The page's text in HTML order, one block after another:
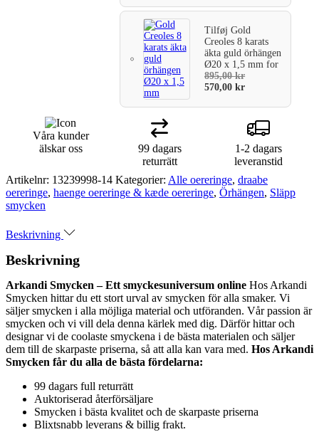
TilføjGold
Creoles 8 karats
äkta guld örhängen
Ø20 x 1,5 mmfor
895,00kr
570,00kr
Våra kunder
älskar oss
99 dagars
returrätt
1-2 dagars
leveranstid
Artikelnr: 13239998-14 Kategorier: Alle oereringe, draabe
oereringe, haenge oereringe & kæde oereringe, Örhängen, Släpp
smycken
Beskrivning
Beskrivning
Arkandi Smycken – Ett smyckesuniversum online Hos Arkandi
Smycken hittar du ett stort urval av smycken för alla smaker. Vi
säljer smycken i alla möjliga material och utföranden. Vår passion är
smycken och vi vill dela denna kärlek med dig. Därför hittar och
designar vi de coolaste smyckena i de bästa materialen och säljer
dem till de skarpaste priserna, så att alla kan vara med. Hos Arkandi
Smycken får du alla de bästa fördelarna:
99 dagars full returrätt
Auktoriserad återförsäljare
Smycken i bästa kvalitet och de skarpaste priserna
Blixtsnabb leverans & billig frakt.